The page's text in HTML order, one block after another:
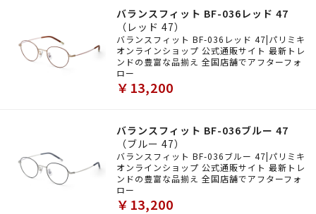
バランスフィット BF-036レッド 47
（レッド 47）
バランスフィット BF-036レッド 47|パリミキ
オンラインショップ 公式通販サイト 最新トレ
ンドの豊富な品揃え 全国店舗でアフターフォ
ロー
￥13,200
バランスフィット BF-036ブルー 47
（ブルー 47）
バランスフィット BF-036ブルー 47|パリミキ
オンラインショップ 公式通販サイト 最新トレ
ンドの豊富な品揃え 全国店舗でアフターフォ
ロー
￥13,200